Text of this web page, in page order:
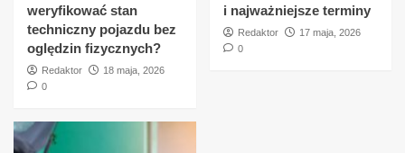
weryfikować stan
techniczny pojazdu bez
oględzin fizycznych?
Redaktor
18 maja, 2026
0
i najważniejsze terminy
Redaktor
17 maja, 2026
0